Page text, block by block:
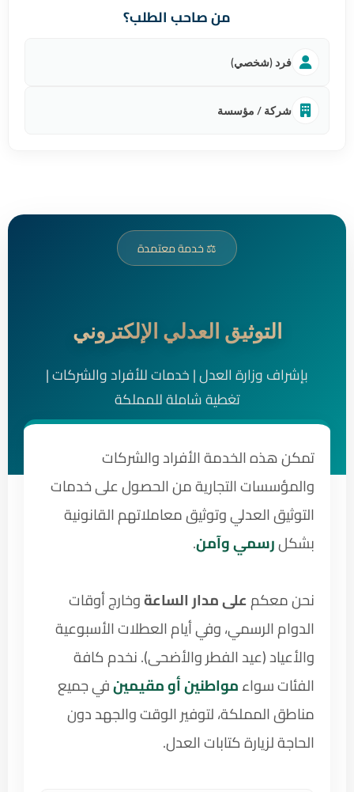
من صاحب الطلب؟
فرد (شخصي)
شركة / مؤسسة
⚖️ خدمة معتمدة
التوثيق العدلي الإلكتروني
بإشراف وزارة العدل | خدمات للأفراد والشركات |
تغطية شاملة للمملكة
تمكن هذه الخدمة الأفراد والشركات
والمؤسسات التجارية من الحصول على خدمات
التوثيق العدلي وتوثيق معاملاتهم القانونية
بشكلرسمي وآمن.
نحن معكمعلى مدار الساعةوخارج أوقات
الدوام الرسمي، وفي أيام العطلات الأسبوعية
والأعياد (عيد الفطر والأضحى). نخدم كافة
الفئات سواءمواطنين أو مقيمينفي جميع
مناطق المملكة، لتوفير الوقت والجهد دون
الحاجة لزيارة كتابات العدل.